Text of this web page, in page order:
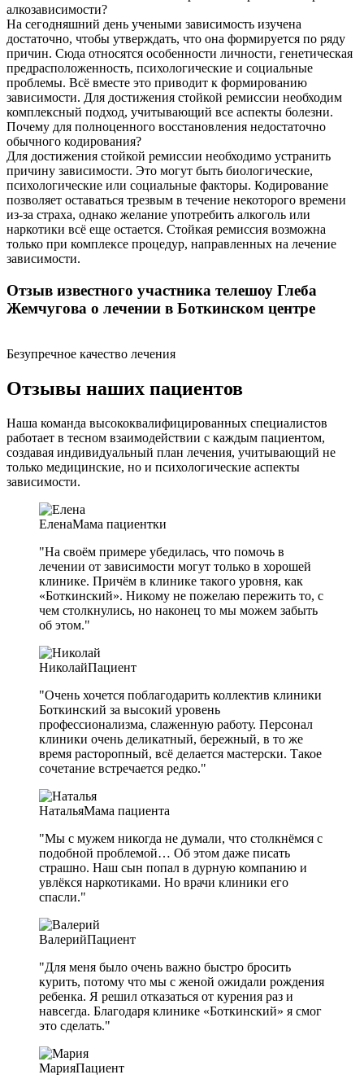
алкозависимости?
На сегодняшний день учеными зависимость изучена
достаточно, чтобы утверждать, что она формируется по ряду
причин. Сюда относятся особенности личности, генетическая
предрасположенность, психологические и социальные
проблемы. Всё вместе это приводит к формированию
зависимости. Для достижения стойкой ремиссии необходим
комплексный подход, учитывающий все аспекты болезни.
Почему для полноценного восстановления недостаточно
обычного кодирования?
Для достижения стойкой ремиссии необходимо устранить
причину зависимости. Это могут быть биологические,
психологические или социальные факторы. Кодирование
позволяет оставаться трезвым в течение некоторого времени
из-за страха, однако желание употребить алкоголь или
наркотики всё еще остается. Стойкая ремиссия возможна
только при комплексе процедур, направленных на лечение
зависимости.
Отзыв известного участника телешоу Глеба
Жемчугова о лечении в Боткинском центре
Безупречное качество лечения
Отзывы наших пациентов
Наша команда высококвалифицированных специалистов
работает в тесном взаимодействии с каждым пациентом,
создавая индивидуальный план лечения, учитывающий не
только медицинские, но и психологические аспекты
зависимости.
ЕленаМама пациентки
"На своём примере убедилась, что помочь в
лечении от зависимости могут только в хорошей
клинике. Причём в клинике такого уровня, как
«Боткинский». Никому не пожелаю пережить то, с
чем столкнулись, но наконец то мы можем забыть
об этом."
НиколайПациент
"Очень хочется поблагодарить коллектив клиники
Боткинский за высокий уровень
профессионализма, слаженную работу. Персонал
клиники очень деликатный, бережный, в то же
время расторопный, всё делается мастерски. Такое
сочетание встречается редко."
НатальяМама пациента
"Мы с мужем никогда не думали, что столкнёмся с
подобной проблемой… Об этом даже писать
страшно. Наш сын попал в дурную компанию и
увлёкся наркотиками. Но врачи клиники его
спасли."
ВалерийПациент
"Для меня было очень важно быстро бросить
курить, потому что мы с женой ожидали рождения
ребенка. Я решил отказаться от курения раз и
навсегда. Благодаря клинике «Боткинский» я смог
это сделать."
МарияПациент